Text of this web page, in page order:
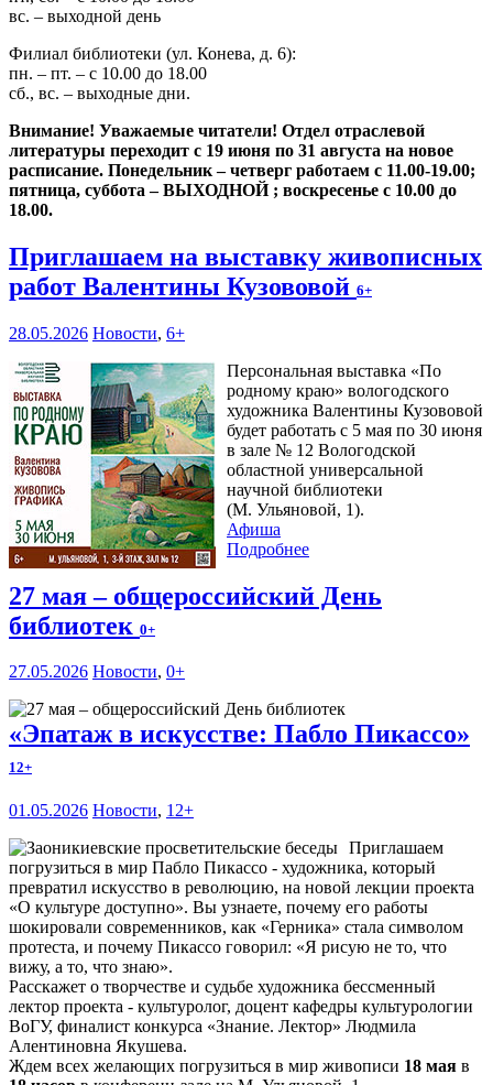
вс. – выходной день
Филиал библиотеки (ул. Конева, д. 6):
пн. – пт. – с 10.00 до 18.00
сб., вс. – выходные дни.
Внимание! Уважаемые читатели! Отдел отраслевой
литературы переходит с 19 июня по 31 августа на новое
расписание. Понедельник – четверг работаем с 11.00-19.00;
пятница, суббота – ВЫХОДНОЙ ; воскресенье с 10.00 до
18.00.
Приглашаем на выставку живописных
работ Валентины Кузововой 6+
28.05.2026 Новости, 6+
Персональная выставка «По
родному краю» вологодского
художника Валентины Кузововой
будет работать с 5 мая по 30 июня
в зале № 12 Вологодской
областной универсальной
научной библиотеки
(М. Ульяновой, 1).
Афиша
Подробнее
27 мая – общероссийский День
библиотек 0+
27.05.2026 Новости, 0+
«Эпатаж в искусстве: Пабло Пикассо»
12+
01.05.2026 Новости, 12+
Приглашаем
погрузиться в мир Пабло Пикассо - художника, который
превратил искусство в революцию, на новой лекции проекта
«О культуре доступно». Вы узнаете, почему его работы
шокировали современников, как «Герника» стала символом
протеста, и почему Пикассо говорил: «Я рисую не то, что
вижу, а то, что знаю».
Расскажет о творчестве и судьбе художника бессменный
лектор проекта - культуролог, доцент кафедры культурологии
ВоГУ, финалист конкурса «Знание. Лектор» Людмила
Алентиновна Якушева.
Ждем всех желающих погрузиться в мир живописи 18 мая в